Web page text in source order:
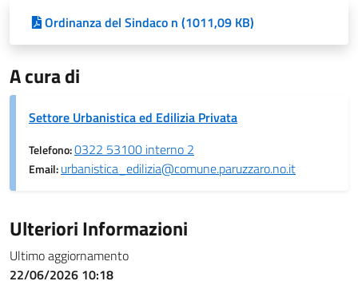
Ordinanza del Sindaco n (1011,09 KB)
A cura di
Settore Urbanistica ed Edilizia Privata
Telefono:0322 53100 interno 2
Email:urbanistica_edilizia@comune.paruzzaro.no.it
Ulteriori Informazioni
Ultimo aggiornamento
22/06/2026 10:18